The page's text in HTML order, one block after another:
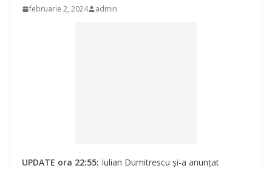
februarie 2, 2024 admin
UPDATE ora 22:55: Iulian Dumitrescu și-a anunțat